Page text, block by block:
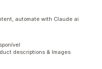
automate with Claude ai
descriptions & Images